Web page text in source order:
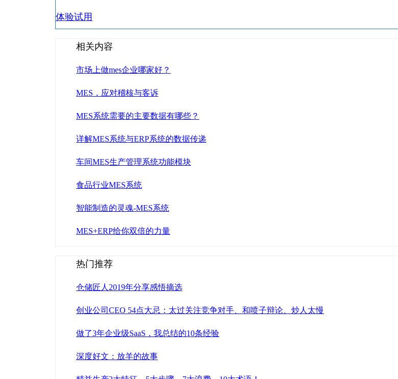
体验试用
相关内容
市场上做mes企业哪家好？
MES，应对稽核与客诉
MES系统需要的主要数据有哪些？
详解MES系统与ERP系统的数据传递
车间MES生产管理系统功能模块
食品行业MES系统
智能制造的灵魂-MES系统
MES+ERP给你双倍的力量
热门推荐
仓储匠人2019年分享感悟摘选
创业公司CEO 54点大忌：太过关注竞争对手、和喷子辩论、炒人太慢
做了3年企业级SaaS，我总结的10条经验
深度好文：放羊的故事